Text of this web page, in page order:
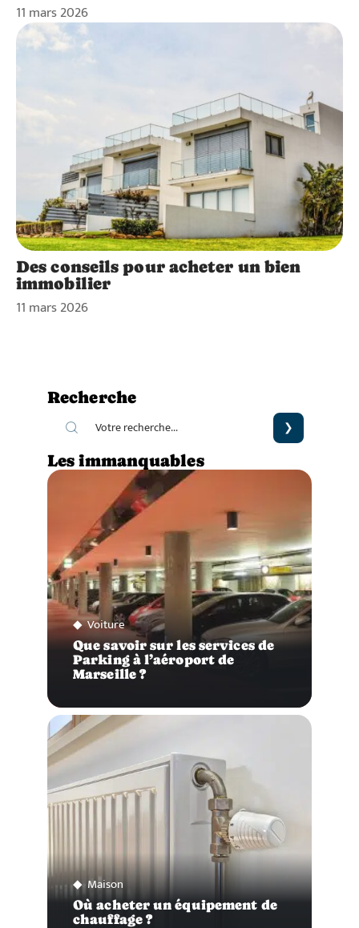
11 mars 2026
Des conseils pour acheter un bien
immobilier
11 mars 2026
Recherche
Les immanquables
Voiture
Que savoir sur les services de
Parking à l’aéroport de
Marseille ?
Maison
Où acheter un équipement de
chauffage ?